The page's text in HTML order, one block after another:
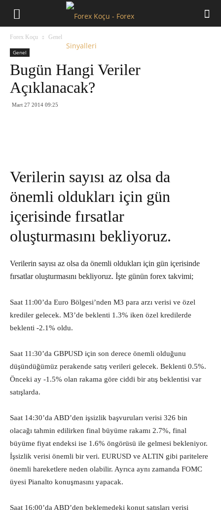
Forex Koçu Genel
Genel
Bugün Hangi Veriler
Açıklanacak?
Mart 27 2014 09:25
Verilerin sayısı az olsa da
önemli oldukları için gün
içerisinde fırsatlar
oluşturmasını bekliyoruz.
Verilerin sayısı az olsa da önemli oldukları için gün içerisinde
fırsatlar oluşturmasını bekliyoruz. İşte günün forex takvimi;
Saat 11:00’da Euro Bölgesi’nden M3 para arzı verisi ve özel
krediler gelecek. M3’de beklenti 1.3% iken özel kredilerde
beklenti -2.1% oldu.
Saat 11:30’da GBPUSD için son derece önemli olduğunu
düşündüğümüz perakende satış verileri gelecek. Beklenti 0.5%.
Önceki ay -1.5% olan rakama göre ciddi bir atış beklentisi var
satışlarda.
Saat 14:30’da ABD’den işsizlik başvuruları verisi 326 bin
olacağı tahmin edilirken final büyüme rakamı 2.7%, final
büyüme fiyat endeksi ise 1.6% öngörüsü ile gelmesi bekleniyor.
İşsizlik verisi önemli bir veri. EURUSD ve ALTIN gibi paritelere
önemli hareketlere neden olabilir. Ayrıca aynı zamanda FOMC
üyesi Pianalto konuşmasını yapacak.
Saat 16:00’da ABD’den beklemedeki konut satışları verisi